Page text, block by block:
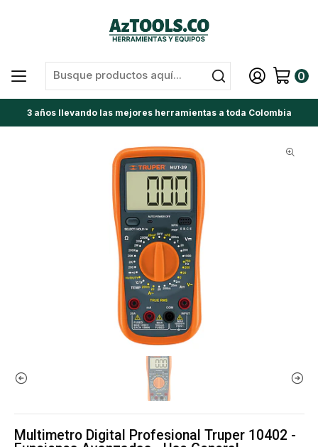
0
3 años llevando las mejores herramientas a toda Colombia
Multimetro Digital Profesional Truper 10402 -